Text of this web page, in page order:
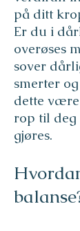
på ditt
Er du i
overøses
sover
smerter
dette være
rop til deg
gjøres.